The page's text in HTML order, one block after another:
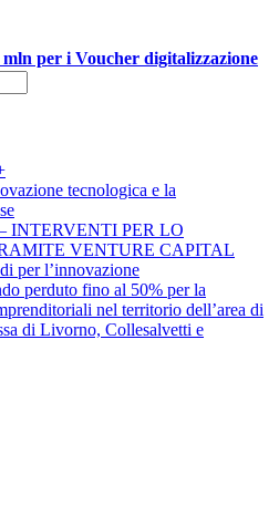
per i Voucher digitalizzazione
tecnologica e la
INTERVENTI PER LO
VENTURE CAPITAL
per l’innovazione
perduto fino al 50% per la
nel territorio dell’area di
di Livorno, Collesalvetti e